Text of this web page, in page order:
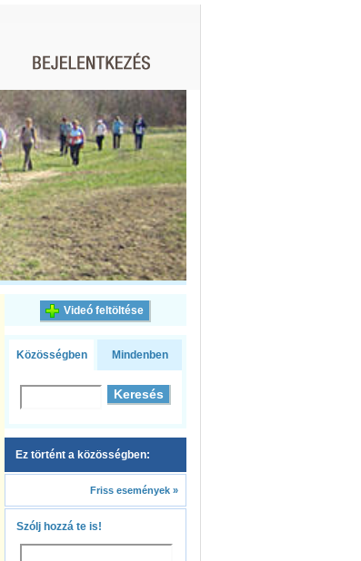
Videó feltöltése
Közösségben Mindenben
Ez történt a közösségben:
Friss események »
Szólj hozzá te is!